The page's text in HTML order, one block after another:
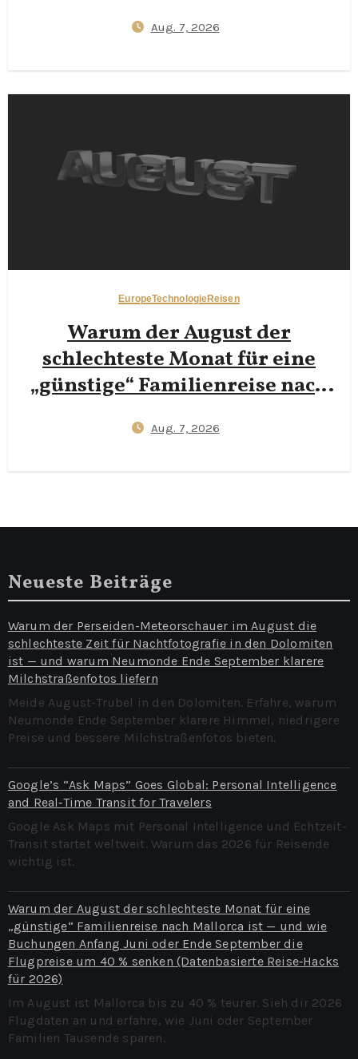
Aug. 7, 2026
EuropeTechnologieReisen
Warum der August der
schlechteste Monat für eine
„günstige“ Familienreise nach
Buchungen Anfang Juni oder
Aug. 7, 2026
Neueste Beiträge
Warum der Perseiden-Meteorschauer im August die
schlechteste Zeit für Nachtfotografie in den Dolomiten
ist — und warum Neumonde Ende September klarere
Milchstraßenfotos liefern
Meide August-Trubel in den Dolomiten. Erfahre, warum
Neumonde Ende September klarere Himmel, niedrigere
Preise und bessere Milchstraßenfotos bieten.
Google’s “Ask Maps” Goes Global: Personal Intelligence
and Real‑Time Transit for Travelers
Google Ask Maps mit Personal Intelligence und Echtzeit-
Transit startet weltweit. Warum das 2026 für Reisende
wichtig ist.
Warum der August der schlechteste Monat für eine
„günstige“ Familienreise nach Mallorca ist — und wie
Buchungen Anfang Juni oder Ende September die
Flugpreise um 40 % senken (Datenbasierte Reise‑Hacks
für 2026)
Im August ist Mallorca bis zu 40 % teurer. Sieh dir 2026
Flugdaten an und erfahre, wie Juni oder September
Familien Tausende sparen.